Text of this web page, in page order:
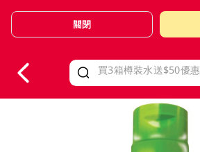
Valid Until 30 June 2026
關閉